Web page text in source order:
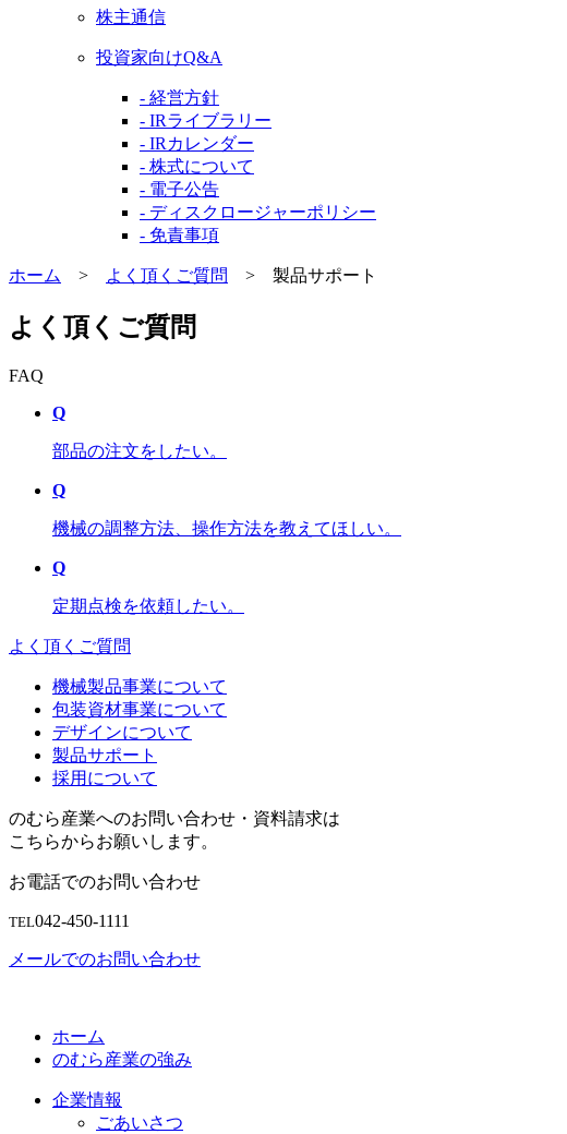
株主通信
投資家向けQ&A
- 経営方針
- IRライブラリー
- IRカレンダー
- 株式について
- 電子公告
- ディスクロージャーポリシー
- 免責事項
ホーム > よく頂くご質問 > 製品サポート
よく頂くご質問
FAQ
Q
部品の注文をしたい。
Q
機械の調整方法、操作方法を教えてほしい。
Q
定期点検を依頼したい。
よく頂くご質問
機械製品事業について
包装資材事業について
デザインについて
製品サポート
採用について
のむら産業へのお問い合わせ・資料請求は
こちらからお願いします。
お電話でのお問い合わせ
TEL042-450-1111
メールでのお問い合わせ
ホーム
のむら産業の強み
企業情報
ごあいさつ